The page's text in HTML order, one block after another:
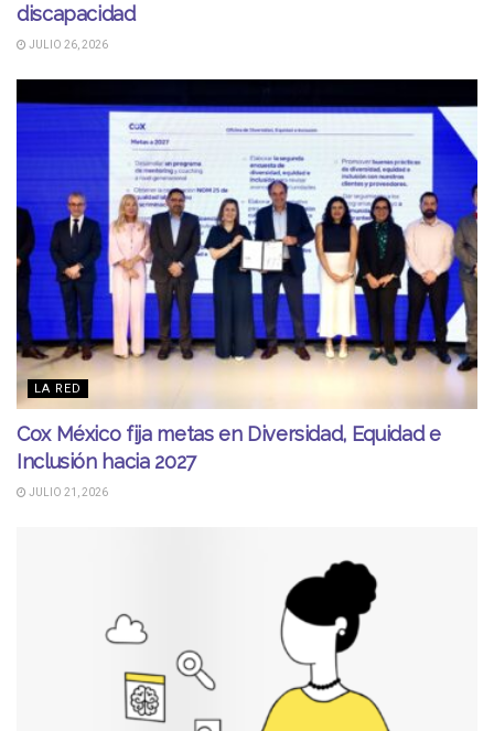
discapacidad
JULIO 26, 2026
LA RED
Cox México fija metas en Diversidad, Equidad e
Inclusión hacia 2027
JULIO 21, 2026